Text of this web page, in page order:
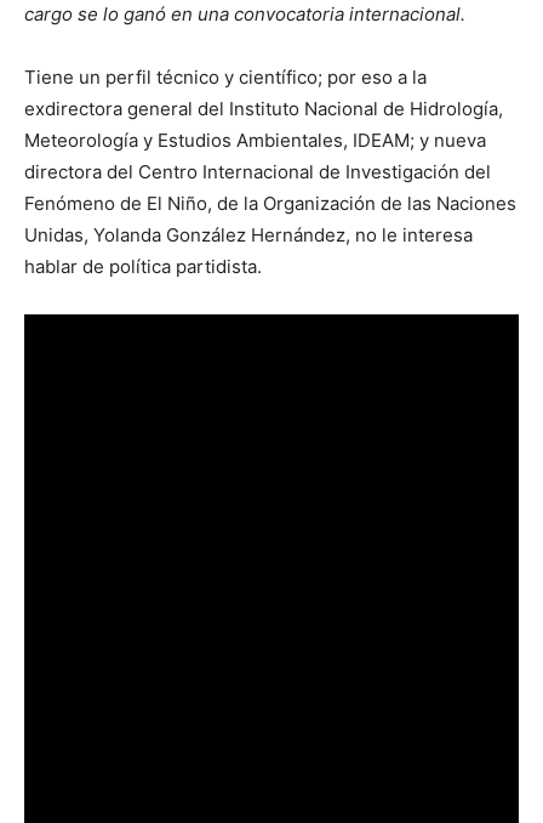
cargo se lo ganó en una convocatoria internacional.
Tiene un perfil técnico y científico; por eso a la
exdirectora general del Instituto Nacional de Hidrología,
Meteorología y Estudios Ambientales, IDEAM; y nueva
directora del Centro Internacional de Investigación del
Fenómeno de El Niño, de la Organización de las Naciones
Unidas, Yolanda González Hernández, no le interesa
hablar de política partidista.